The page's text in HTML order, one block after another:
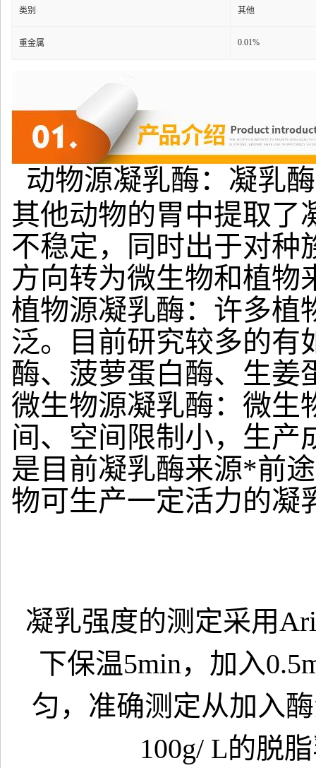
类别 其他
重金属 0.01%
动物源凝乳酶：凝乳
其他动物的胃中提取了
不稳定，同时出于对种
方向转为微生物和植物
植物源凝乳酶：许多植
泛。目前研究较多的有
酶、菠萝蛋白酶、生姜
微生物源凝乳酶：微生
间、空间限制小，生产
是目前凝乳酶来源*前
物可生产一定活力的凝
凝乳强度的测定采用
下保温5min，加入
匀，准确测定从加入
100g/ L的脱